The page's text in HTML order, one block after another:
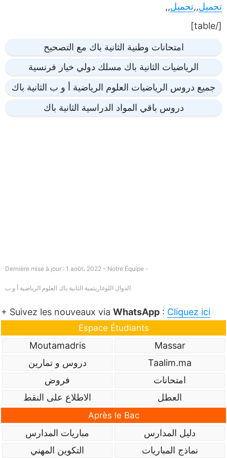
تحميل,,تحميل,,
[/table]
امتحانات وطنية الثانية باك مع التصحيح
الرياضيات الثانية باك مسلك دولي خيار فرنسية
جميع دروس الرياضيات العلوم الرياضية أ و ب الثانية باك
دروس باقي المواد الدراسية الثانية باك
Dernière mise à jour : 1 août، 2022 - Notre Équipe -
الدوال اللوغاريتمية الثانية باك العلوم الرياضية أ و ب
+ Suivez les nouveaux via WhatsApp : Cliquez ici
Espace Étudiants
Massar
Moutamadris
Taalim.ma
دروس و تمارين
امتحانات
فروض
العطل
الاطلاع على النقط
Après le Bac
دليل المدارس
مباريات المدارس
نماذج المباريات
التكوين المهني